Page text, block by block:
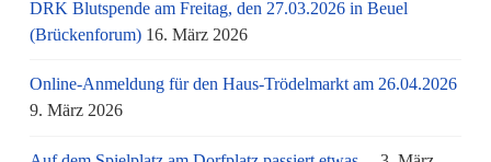
DRK Blutspende am Freitag, den 27.03.2026 in Beuel
(Brückenforum) 16. März 2026
Online-Anmeldung für den Haus-Trödelmarkt am 26.04.2026
9. März 2026